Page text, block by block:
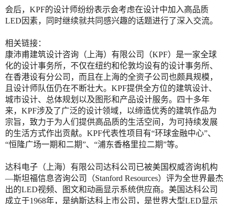
会后，KPF的设计师纷纷表示会考虑在设计中加入高品质
LED因素，同时继续就共同感兴趣的话题进行了深入交流。
相关链接：
康沛甫建筑设计咨询（上海）有限公司（KPF）是一家全球
化的设计事务所，不仅在纽约和伦敦均设有的设计事务所、
在香港设有分公司，而且在上海的全资子公司也颇具规模，
且设计师队伍仍在不断壮大。KPF提供全方位的建筑设计、
城市设计、总体规划以及图形和产品设计服务。四十多年
来，KPF涉及了广泛的设计领域，以缔造优秀的建筑作品为
宗旨，致力于为人们提供高品质的生活空间，为可持续发展
的生活方式作出贡献。KPF代表性项目有“环球金融中心”、
“恒隆广场一期和二期”、“浦东香格里拉二期”等。
达科电子（上海）有限公司达科公司已被美国权威咨询机构
—斯坦福信息咨询公司（Stanford Resources）评为全世界最杰
出的LED视频、图文和动画显示系统供应商。美国达科公司
成立于1968年，是纳斯达科上市公司，是世界大型LED显示